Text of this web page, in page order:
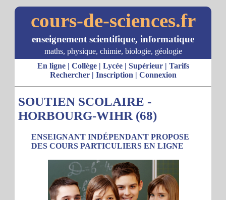
cours-de-sciences.fr
enseignement scientifique, informatique
maths, physique, chimie, biologie, géologie
En ligne| Collège| Lycée| Supérieur| Tarifs
Rechercher| Inscription | Connexion
SOUTIEN SCOLAIRE -
HORBOURG-WIHR (68)
ENSEIGNANT INDÉPENDANT PROPOSE
DES COURS PARTICULIERS EN LIGNE